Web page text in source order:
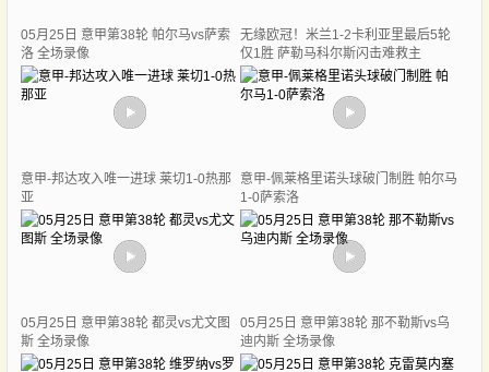
05月25日 意甲第38轮 帕尔马vs萨索
洛 全场录像
无缘欧冠！米兰1-2卡利亚里最后5轮
仅1胜 萨勒马科尔斯闪击难救主
意甲-邦达攻入唯一进球 莱切1-0热那
亚
意甲-佩莱格里诺头球破门制胜 帕尔马
1-0萨索洛
05月25日 意甲第38轮 都灵vs尤文图
斯 全场录像
05月25日 意甲第38轮 那不勒斯vs乌
迪内斯 全场录像